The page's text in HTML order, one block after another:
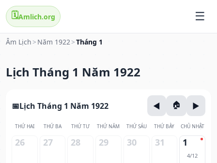
🗓️Amlich.org
Âm Lịch > Năm 1922>Tháng 1
Lịch Tháng 1 Năm 1922
Lịch Tháng 1 Năm 1922
THỨ HAI THỨ BA THỨ TƯ THỨ NĂM THỨ SÁU THỨ BẢY CHỦ NHẬT
26 27 28 29 30 31 1
4/12